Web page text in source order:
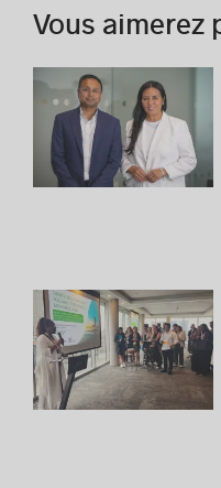
Vous aimerez